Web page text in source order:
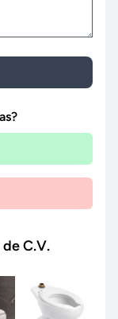
de C.V.